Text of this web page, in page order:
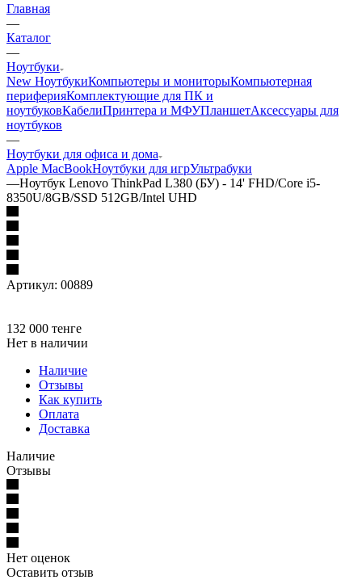
Главная
—
Каталог
—
Ноутбуки
New НоутбукиКомпьютеры и мониторыКомпьютерная
периферияКомплектующие для ПК и
ноутбуковКабелиПринтера и МФУПланшетАксессуары для
ноутбуков
—
Ноутбуки для офиса и дома
Apple MacBookНоутбуки для игрУльтрабуки
—Ноутбук Lenovo ThinkPad L380 (БУ) - 14' FHD/Core i5-
8350U/8GB/SSD 512GB/Intel UHD
Артикул: 00889
132 000 тенге
Нет в наличии
Наличие
Отзывы
Как купить
Оплата
Доставка
Наличие
Отзывы
Нет оценок
Оставить отзыв